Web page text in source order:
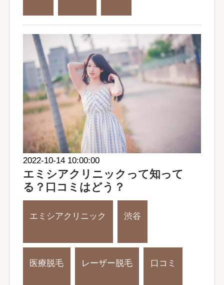
2022-10-14 10:00:00
エミシアクリニックって知って
る？口コミはどう？
エミシアクリニック 渋谷
医療脱毛 レーザー脱毛 口コミ